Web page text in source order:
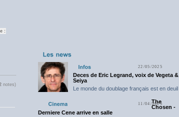
:
notes)
22/05/2025
Deces de Eric Legrand, voix de Vegeta &
Seiya
Le monde du doublage français est en deuil
11/04/2025
The
Chosen -
Derniere Cene arrive en salle